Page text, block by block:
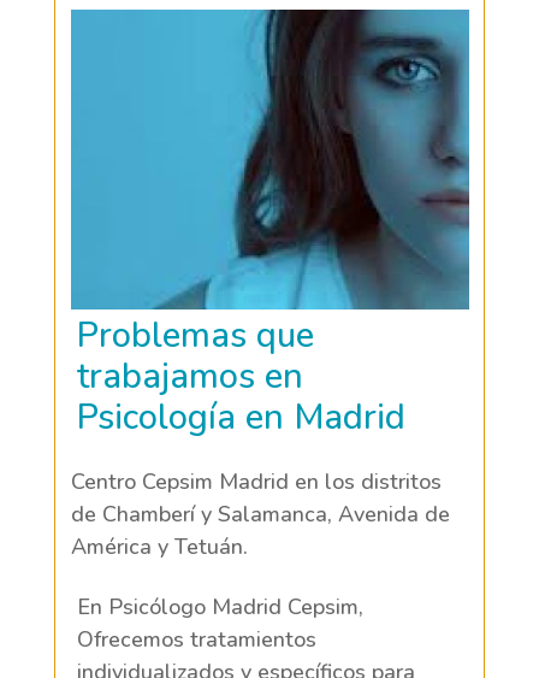
Problemas que
trabajamos en
Psicología en Madrid
Centro Cepsim Madrid en los distritos
de Chamberí y Salamanca, Avenida de
América y Tetuán.
En Psicólogo Madrid Cepsim,
Ofrecemos tratamientos
individualizados y específicos para